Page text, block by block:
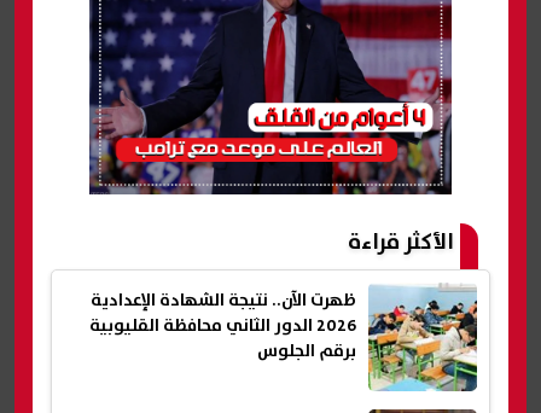
الأكثر قراءة
ظهرت الآن.. نتيجة الشهادة الإعدادية
2026 الدور الثاني محافظة القليوبية
برقم الجلوس